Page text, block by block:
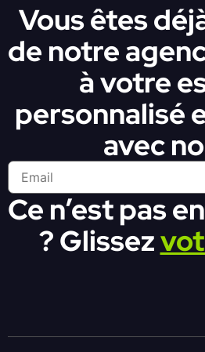
Vous êtes
de notre
à votre
personnalisé
avec
Ce n’est pas
? Glissez